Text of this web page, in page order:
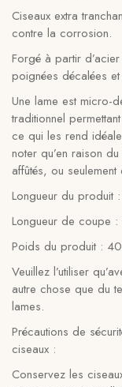
Ciseaux extra
contre la corrosion.
Forgé à partir
poignées décalées
Une lame est micro-
traditionnel
ce qui les rend
noter qu’en raison
affûtés, ou
Longueur du
Longueur de coupe
Poids du produit :
Veuillez l’utiliser
autre chose que du
lames.
Précautions de
ciseaux :
Conservez les